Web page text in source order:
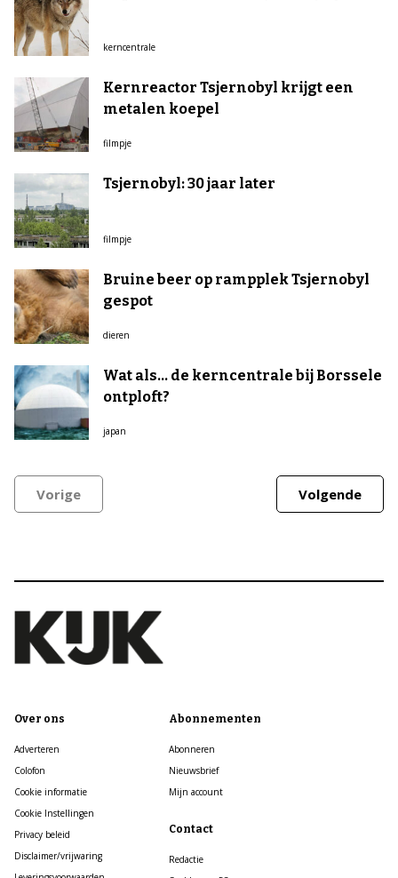
kerncentrale
Kernreactor Tsjernobyl krijgt een
metalen koepel
filmpje
Tsjernobyl: 30 jaar later
filmpje
Bruine beer op rampplek Tsjernobyl
gespot
dieren
Wat als… de kerncentrale bij Borssele
ontploft?
japan
Vorige Volgende
Over ons
Adverteren
Colofon
Cookie informatie
Cookie Instellingen
Privacy beleid
Disclaimer/vrijwaring
Abonnementen
Abonneren
Nieuwsbrief
Mijn account
Contact
Redactie